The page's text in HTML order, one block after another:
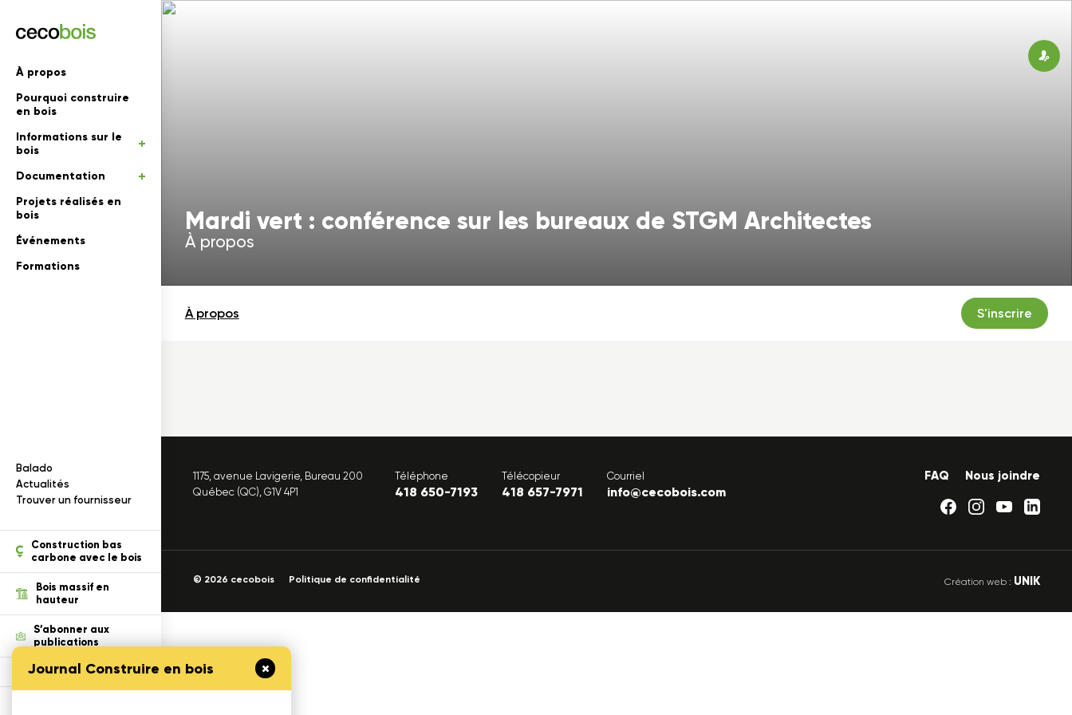
À propos
Pourquoi construire
en bois
Informations sur le
bois
Documentation
Projets réalisés en
bois
Événements
Formations
Balado
Actualités
Trouver un fournisseur
Construction bas
carbone avec le bois
Bois massif en
hauteur
S’abonner aux
publications
Défi Cecobois
Journal Construire en bois
des renseignements
s
en bois
dans un projet
Documentation Mardi vert : conférence sur les bureaux de STGM Architectes
À propos
À propos S'inscrire
1175, avenue Lavigerie, Bureau 200
Québec (QC), G1V 4P1
Téléphone
418 650-7193
Télécopieur
418 657-7971
Courriel
info@cecobois.com
FAQ Nous joindre
© 2026 cecobois Politique de confidentialité Création web : UNIK